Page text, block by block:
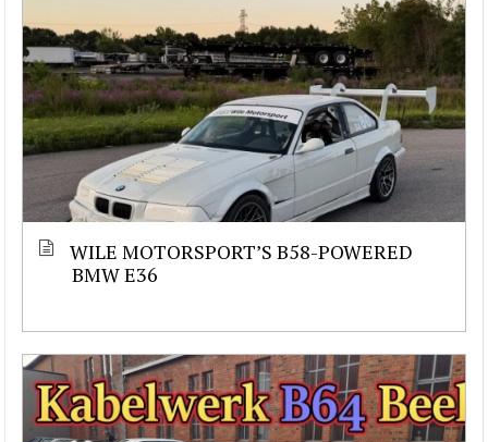
WILE MOTORSPORT’S B58-POWERED
BMW E36